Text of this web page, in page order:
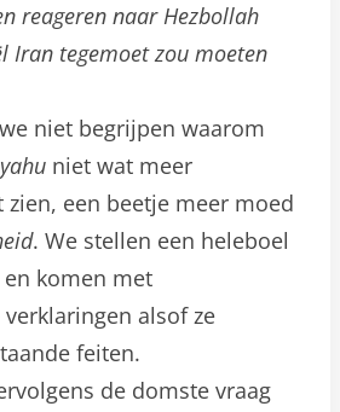
reageren naar Hezbollah
Iran tegemoet zou moeten
niet begrijpen waarom
niet wat meer
een beetje meer moed
. We stellen een heleboel
komen met
alsof ze
feiten.
de domste vraag